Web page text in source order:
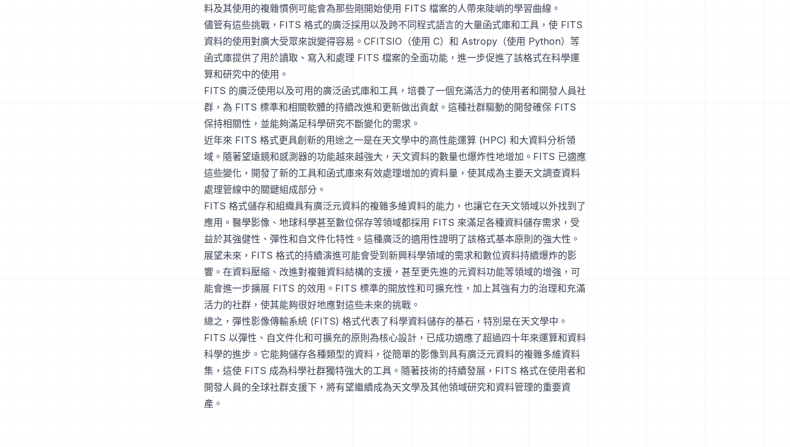
料及其使用的複雜慣例可能會為那些剛開始使用 FITS 檔案的人帶來陡峭的學習曲線。
儘管有這些挑戰，FITS 格式的廣泛採用以及跨不同程式語言的大量函式庫和工具，使 FITS
資料的使用對廣大受眾來說變得容易。CFITSIO（使用 C）和 Astropy（使用 Python）等
函式庫提供了用於讀取、寫入和處理 FITS 檔案的全面功能，進一步促進了該格式在科學運
算和研究中的使用。
FITS 的廣泛使用以及可用的廣泛函式庫和工具，培養了一個充滿活力的使用者和開發人員社
群，為 FITS 標準和相關軟體的持續改進和更新做出貢獻。這種社群驅動的開發確保 FITS
保持相關性，並能夠滿足科學研究不斷變化的需求。
近年來 FITS 格式更具創新的用途之一是在天文學中的高性能運算 (HPC) 和大資料分析領
域。隨著望遠鏡和感測器的功能越來越強大，天文資料的數量也爆炸性地增加。FITS 已適應
這些變化，開發了新的工具和函式庫來有效處理增加的資料量，使其成為主要天文調查資料
處理管線中的關鍵組成部分。
FITS 格式儲存和組織具有廣泛元資料的複雜多維資料的能力，也讓它在天文領域以外找到了
應用。醫學影像、地球科學甚至數位保存等領域都採用 FITS 來滿足各種資料儲存需求，受
益於其強健性、彈性和自文件化特性。這種廣泛的適用性證明了該格式基本原則的強大性。
展望未來，FITS 格式的持續演進可能會受到新興科學領域的需求和數位資料持續爆炸的影
響。在資料壓縮、改進對複雜資料結構的支援，甚至更先進的元資料功能等領域的增強，可
能會進一步擴展 FITS 的效用。FITS 標準的開放性和可擴充性，加上其強有力的治理和充滿
活力的社群，使其能夠很好地應對這些未來的挑戰。
總之，彈性影像傳輸系統 (FITS) 格式代表了科學資料儲存的基石，特別是在天文學中。
FITS 以彈性、自文件化和可擴充的原則為核心設計，已成功適應了超過四十年來運算和資料
科學的進步。它能夠儲存各種類型的資料，從簡單的影像到具有廣泛元資料的複雜多維資料
集，這使 FITS 成為科學社群獨特強大的工具。隨著技術的持續發展，FITS 格式在使用者和
開發人員的全球社群支援下，將有望繼續成為天文學及其他領域研究和資料管理的重要資
產。